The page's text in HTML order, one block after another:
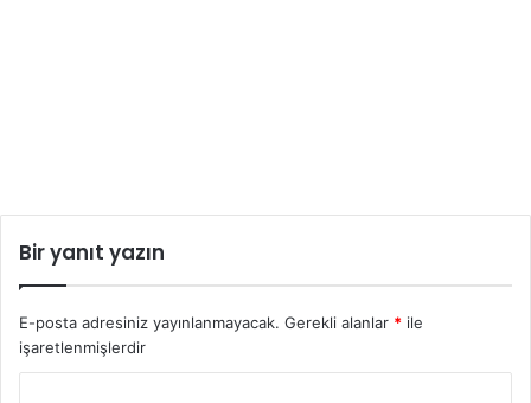
Bir yanıt yazın
E-posta adresiniz yayınlanmayacak. Gerekli alanlar * ile
işaretlenmişlerdir